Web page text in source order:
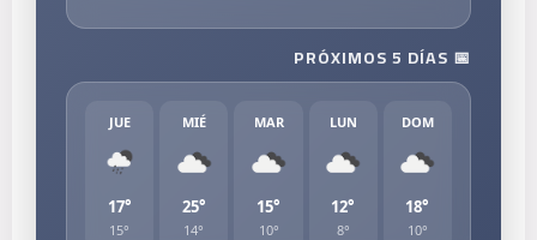
📅 PRÓXIMOS 5 DÍAS
DOM
18°
10°
LUN
12°
8°
MAR
15°
10°
MIÉ
25°
14°
JUE
17°
15°